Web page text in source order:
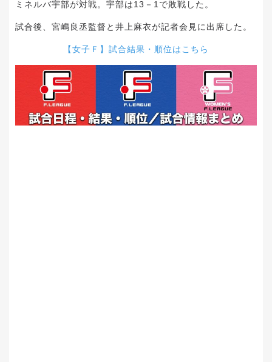
ミネルバ宇部が対戦。宇部は13－1で敗戦した。
試合後、宮嶋良丞監督と井上麻衣が記者会見に出席した。
【女子Ｆ】試合結果・順位はこちら